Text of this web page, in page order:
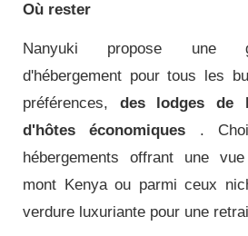
Où rester
Nanyuki propose une
d'hébergement pour tous les
préférences, des lodges de
d'hôtes économiques .
hébergements offrant une
mont Kenya ou parmi ceux
verdure luxuriante pour une